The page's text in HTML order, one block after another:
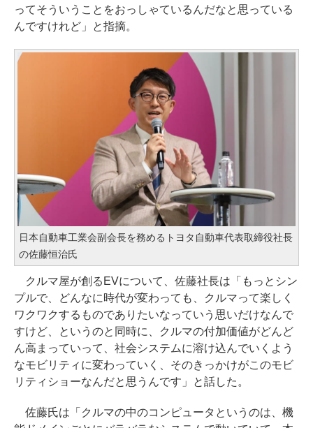
ってそういうことをおっしゃているんだなと思っている
んですけれど」と指摘。
日本自動車工業会副会長を務めるトヨタ自動車代表取締役社長
の佐藤恒治氏
クルマ屋が創るEVについて、佐藤社長は「もっとシン
プルで、どんなに時代が変わっても、クルマって楽しく
ワクワクするものでありたいなっていう思いだけなんで
すけど、というのと同時に、クルマの付加価値がどんど
ん高まっていって、社会システムに溶け込んでいくよう
なモビリティに変わっていく、そのきっかけがこのモビ
リティショーなんだと思うんです」と話した。
佐藤氏は「クルマの中のコンピュータというのは、機